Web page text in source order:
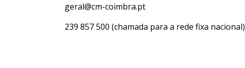
geral@cm-coimbra.pt
239 857 500 (chamada para a rede fixa nacional)